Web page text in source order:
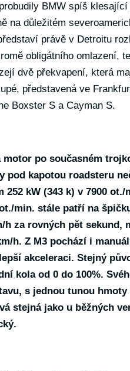
BMW spíš klesající
na důležitém
právě v Detroitu
obligátního omlazení,
dvě překvapení, která
představená ve
Boxster S a Cayman S.
motor po současném
pod kapotou roadsteru
kW (343 k) v 7900
min. stále patří na
h za rovných pět sekund,
h. Z M3 pochází i
akceleraci. Stejný
kola od 0 do 100%.
s jednou tunou hmoty
stejná jako u běžných